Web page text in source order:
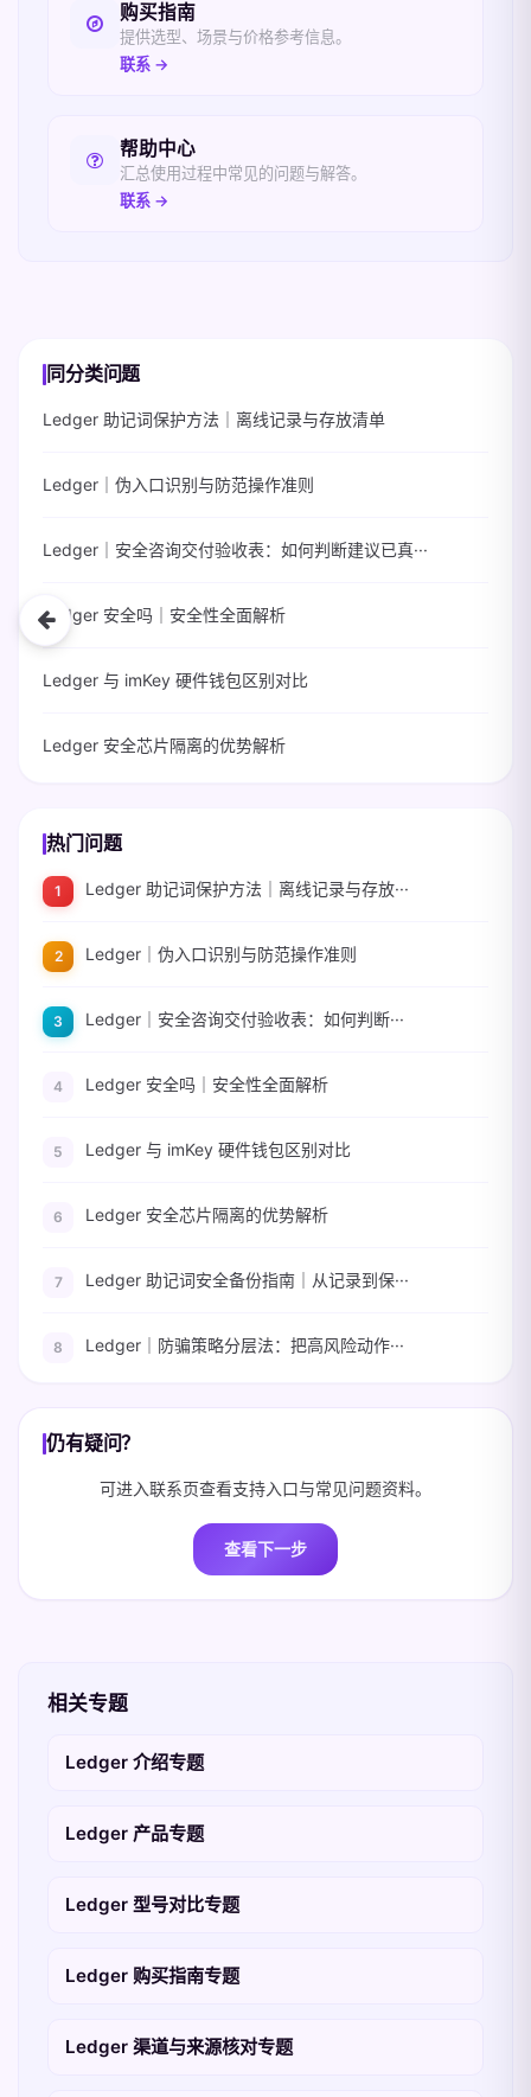
购买指南
提供选型、场景与价格参考信息。
联系 →
帮助中心
汇总使用过程中常见的问题与解答。
联系 →
同分类问题
Ledger 助记词保护方法｜离线记录与存放清单
Ledger｜伪入口识别与防范操作准则
Ledger｜安全咨询交付验收表：如何判断建议已真···
Ledger 安全吗｜安全性全面解析
Ledger 与 imKey 硬件钱包区别对比
Ledger 安全芯片隔离的优势解析
热门问题
Ledger 助记词保护方法｜离线记录与存放···
Ledger｜伪入口识别与防范操作准则
Ledger｜安全咨询交付验收表：如何判断···
Ledger 安全吗｜安全性全面解析
Ledger 与 imKey 硬件钱包区别对比
Ledger 安全芯片隔离的优势解析
Ledger 助记词安全备份指南｜从记录到保···
Ledger｜防骗策略分层法：把高风险动作···
仍有疑问？
可进入联系页查看支持入口与常见问题资料。
查看下一步
相关专题
Ledger 介绍专题
Ledger 产品专题
Ledger 型号对比专题
Ledger 购买指南专题
Ledger 渠道与来源核对专题